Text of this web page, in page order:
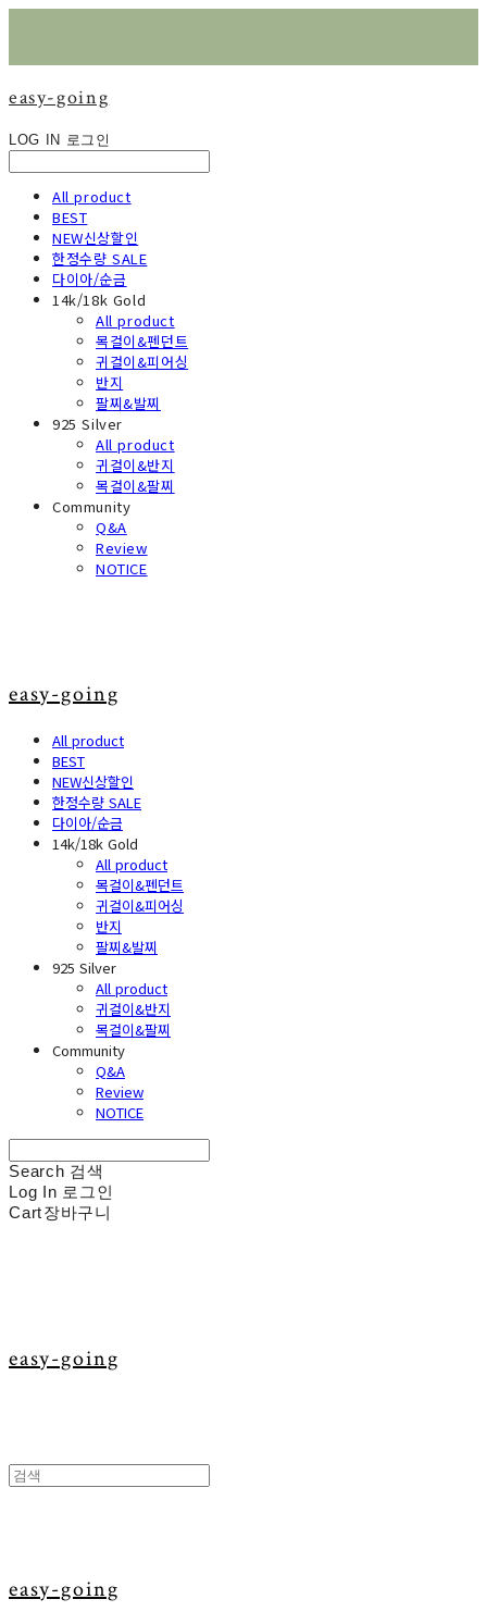
easy-going
LOG IN 로그인
All product
BEST
NEW신상할인
한정수량 SALE
다이아/순금
14k/18k Gold
All product
목걸이&펜던트
귀걸이&피어싱
반지
팔찌&발찌
925 Silver
All product
귀걸이&반지
목걸이&팔찌
Community
Q&A
Review
NOTICE
easy-going
All product
BEST
NEW신상할인
한정수량 SALE
다이아/순금
14k/18k Gold
All product
목걸이&펜던트
귀걸이&피어싱
반지
팔찌&발찌
925 Silver
All product
귀걸이&반지
목걸이&팔찌
Community
Q&A
Review
NOTICE
Search 검색
Log In 로그인
Cart장바구니
easy-going
easy-going